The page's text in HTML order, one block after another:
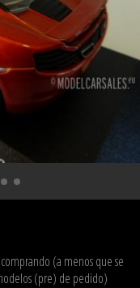
(a menos que se
(pre) de pedido)